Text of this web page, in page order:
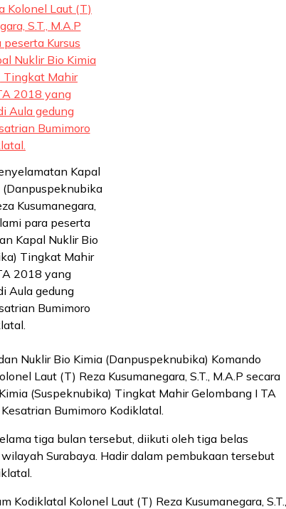
Kapal
Kusumanegara,
para peserta
Kapal Nuklir Bio
Tingkat Mahir
2018 yang
Aula gedung
Bumimoro
Nuklir Bio Kimia (Danpuspeknubika) Komando
Laut (T) Reza Kusumanegara, S.T., M.A.P secara
(Suspeknubika) Tingkat Mahir Gelombang I TA
Bumimoro Kodiklatal.
tiga bulan tersebut, diikuti oleh tiga belas
Surabaya. Hadir dalam pembukaan tersebut
Kolonel Laut (T) Reza Kusumanegara, S.T.,